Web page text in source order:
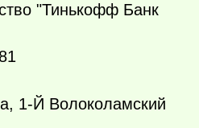
"Тинькофф Банк
1-Й Волоколамский